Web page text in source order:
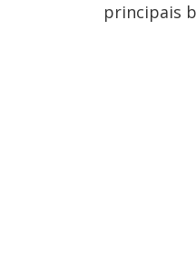
principais